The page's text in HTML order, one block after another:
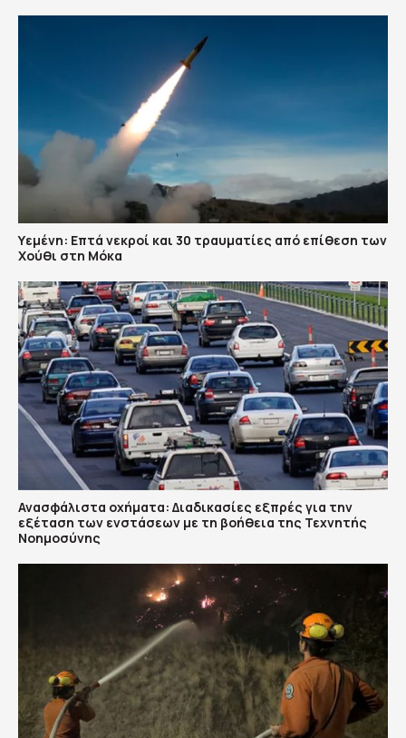
Υεμένη: Επτά νεκροί και 30 τραυματίες από επίθεση των
Χούθι στη Μόκα
Ανασφάλιστα οχήματα: Διαδικασίες εξπρές για την
εξέταση των ενστάσεων με τη βοήθεια της Τεχνητής
Νοημοσύνης